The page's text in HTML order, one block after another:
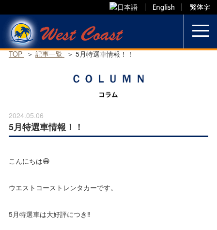
to
content
TOP 記事一覧 5月特選車情報！！
2024.05.06
5月特選車情報！！
こんにちは😄
ウエストコーストレンタカーです。
5月特選車は大好評につき‼